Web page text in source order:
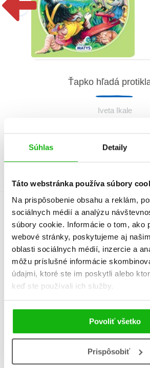
Súhlas Detaily
Táto webstránka používa súbory
Na prispôsobenie obsahu a reklám,
sociálnych médií a analýzu
súbory cookie. Informácie o tom, ako
webové stránky, poskytujeme aj
oblasti sociálnych médií, inzercie a
môžu príslušné informácie
údajmi, ktoré ste im poskytli alebo
keď ste používali ich služby.
Povoliť všetko
Prispôsobiť
Ťapko hľadá
Iveta Ikale
Informácie
Žáner leporelo
Počet strán
Dátum vydania 1.5.2020
Formát 160x188